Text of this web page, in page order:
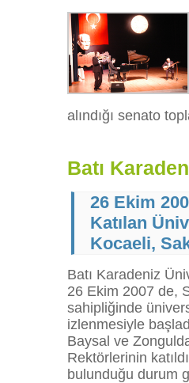
alındığı senato
Batı
26 Ekim
Katılan
Kocaeli,
Batı Karadeniz
26 Ekim 2007 de,
sahipliğinde
izlenmesiyle
Baysal ve
Rektörlerinin
bulunduğu durum